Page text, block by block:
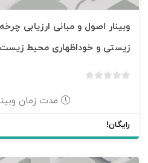
وبینار اصول و مبانی ارزیابی
زیستی و خوداظهاری محیط زیست
امتیاز
0
مدت زمان وبینار : 1
رایگان!